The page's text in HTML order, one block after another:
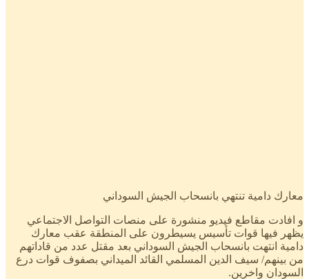
معارك دامية تنتهي بانسحاب الجيش السوداني
و افادت مقاطع فيديو منشورة على منصات التواصل الاجتماعي
يظهر فيها قوات تأسيس يسيطرون على المنطقة عقب معارك
دامية انتهت بانسحاب الجيش السوداني بعد مقتل عدد من قاداتهم
من بينهم/ سيف الدين المسلمي القائد الميداني بصفوف قوات درع
السودان واخرين.